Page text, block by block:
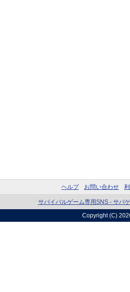
ヘルプ お問い合わせ
サバイバルゲーム専用SNS - サバ
Copyright (C)